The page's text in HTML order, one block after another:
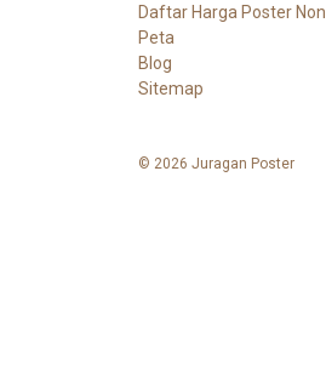
Daftar Harga Poster Non
Peta
Blog
Sitemap
© 2026 Juragan Poster